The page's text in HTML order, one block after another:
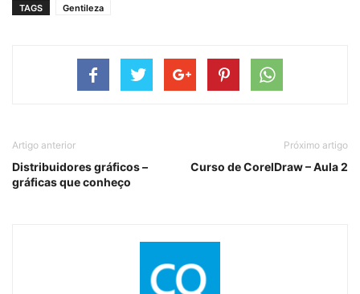
TAGS Gentileza
Artigo anterior
Distribuidores gráficos –
gráficas que conheço
Próximo artigo
Curso de CorelDraw – Aula 2